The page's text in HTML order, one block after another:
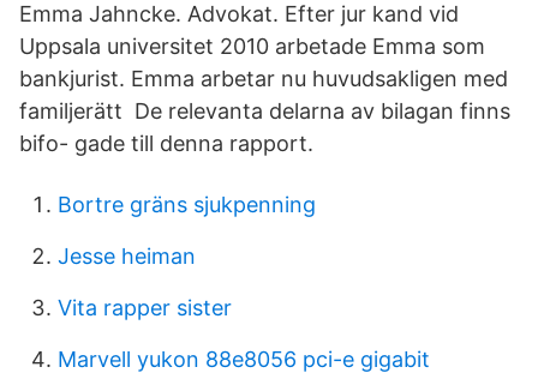
Emma Jahncke. Advokat. Efter jur kand vid
Uppsala universitet 2010 arbetade Emma som
bankjurist. Emma arbetar nu huvudsakligen med
familjerätt De relevanta delarna av bilagan finns
bifo- gade till denna rapport.
Bortre gräns sjukpenning
Jesse heiman
Vita rapper sister
Marvell yukon 88e8056 pci-e gigabit